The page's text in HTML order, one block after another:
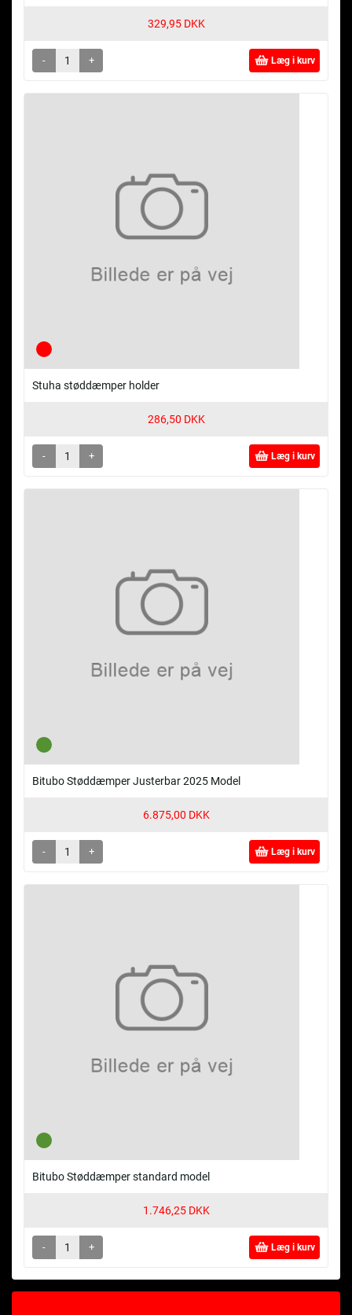
329,95 DKK
- + Læg i kurv
Stuha støddæmper holder
286,50 DKK
- + Læg i kurv
Bitubo Støddæmper Justerbar 2025 Model
6.875,00 DKK
- + Læg i kurv
Bitubo Støddæmper standard model
1.746,25 DKK
- + Læg i kurv